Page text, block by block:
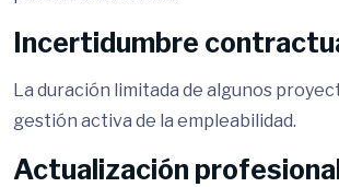
Incertidumbre
La duración limitada de algunos
gestión activa de la empleabilidad.
Actualización